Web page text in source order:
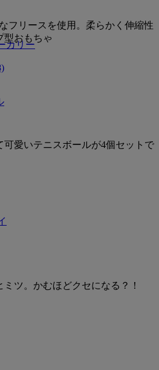
カリー
なフリースを使用。柔らかく伸縮性
型おもちゃ
可愛いテニスボールが4個セットで
ツ。かむほどクセになる？！